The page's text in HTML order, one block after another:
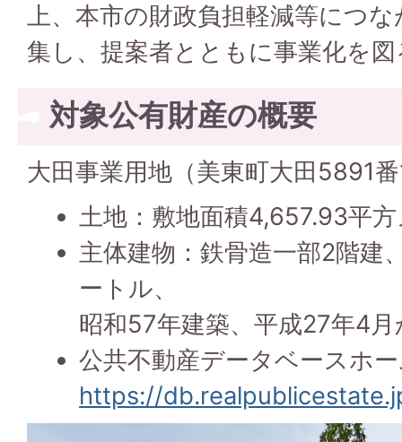
上、本市の財政負担軽減等につ
集し、提案者とともに事業化を
対象公有財産の概要
大田事業用地（美東町大田5891
土地：敷地面積4,657.93平
主体建物：鉄骨造一部2階建
ートル、
昭和57年建築、平成27年4
公共不動産データベースホ
https://